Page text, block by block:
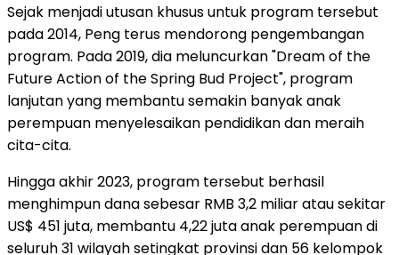
Sejak menjadi utusan khusus untuk program tersebut
pada 2014, Peng terus mendorong pengembangan
program. Pada 2019, dia meluncurkan "Dream of the
Future Action of the Spring Bud Project", program
lanjutan yang membantu semakin banyak anak
perempuan menyelesaikan pendidikan dan meraih
cita-cita.
Hingga akhir 2023, program tersebut berhasil
menghimpun dana sebesar RMB 3,2 miliar atau sekitar
US$ 451 juta, membantu 4,22 juta anak perempuan di
seluruh 31 wilayah setingkat provinsi dan 56 kelompok